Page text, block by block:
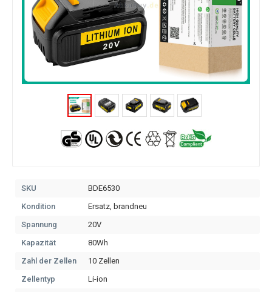
SKU
BDE6530
Kondition
Ersatz, brandneu
Spannung
20V
Kapazität
80Wh
Zahl der Zellen
10 Zellen
Zellentyp
Li-ion